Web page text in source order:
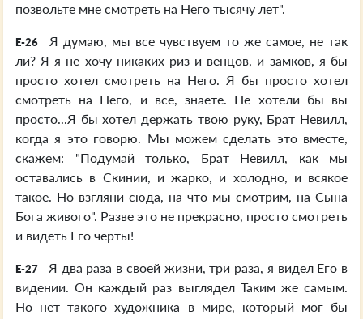
позвольте мне смотреть на Него тысячу лет".
E-26
Я думаю, мы все чувствуем то же самое, не так
ли? Я-я не хочу никаких риз и венцов, и замков, я бы
просто хотел смотреть на Него. Я бы просто хотел
смотреть на Него, и все, знаете. Не хотели бы вы
просто...Я бы хотел держать твою руку, Брат Невилл,
когда я это говорю. Мы можем сделать это вместе,
скажем: "Подумай только, Брат Невилл, как мы
оставались в Скинии, и жарко, и холодно, и всякое
такое. Но взгляни сюда, на что мы смотрим, на Сына
Бога живого". Разве это не прекрасно, просто смотреть
и видеть Его черты!
E-27
Я два раза в своей жизни, три раза, я видел Его в
видении. Он каждый раз выглядел Таким же самым.
Но нет такого художника в мире, который мог бы